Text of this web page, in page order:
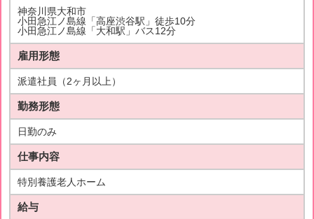
神奈川県大和市
小田急江ノ島線「高座渋谷駅」徒歩10分
小田急江ノ島線「大和駅」バス12分
雇用形態
派遣社員（2ヶ月以上）
勤務形態
日勤のみ
仕事内容
特別養護老人ホーム
給与